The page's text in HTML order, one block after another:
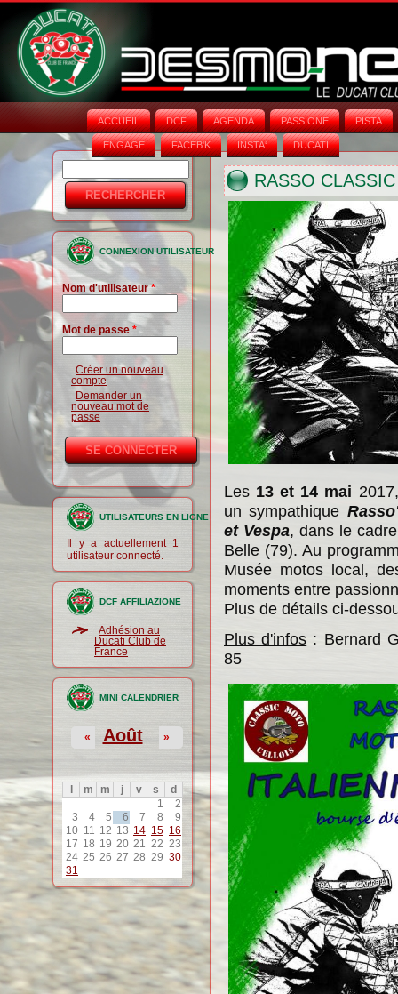
ACCUEIL DCF AGENDA PASSIONE PISTA
ENGAGE FACEB'K INSTA‘ DUCATI
Formulaire
de
recherche
CONNEXION UTILISATEUR
Nom d'utilisateur*
Mot de passe *
Créer un nouveau
compte
Demander un
nouveau mot de
passe
UTILISATEURS EN LIGNE
Il y a actuellement 1
utilisateur connecté.
DCF AFFILIAZIONE
Adhésion au
Ducati Club de
France
MINI CALENDRIER
Août
« »
m m j v s
d
1
2
3
4 5 6 7 8
9
10 11 12 13 14 15 16
17 18 19 20 21 22 23
24 25 26 27 28 29 30
31
RASSO
Les 13 et 14 mai
un sympathique
et Vespa, dans le
Belle (79). Au
Musée motos local,
moments entre
Plus de détails ci-
Plus d'infos : Bernard
85